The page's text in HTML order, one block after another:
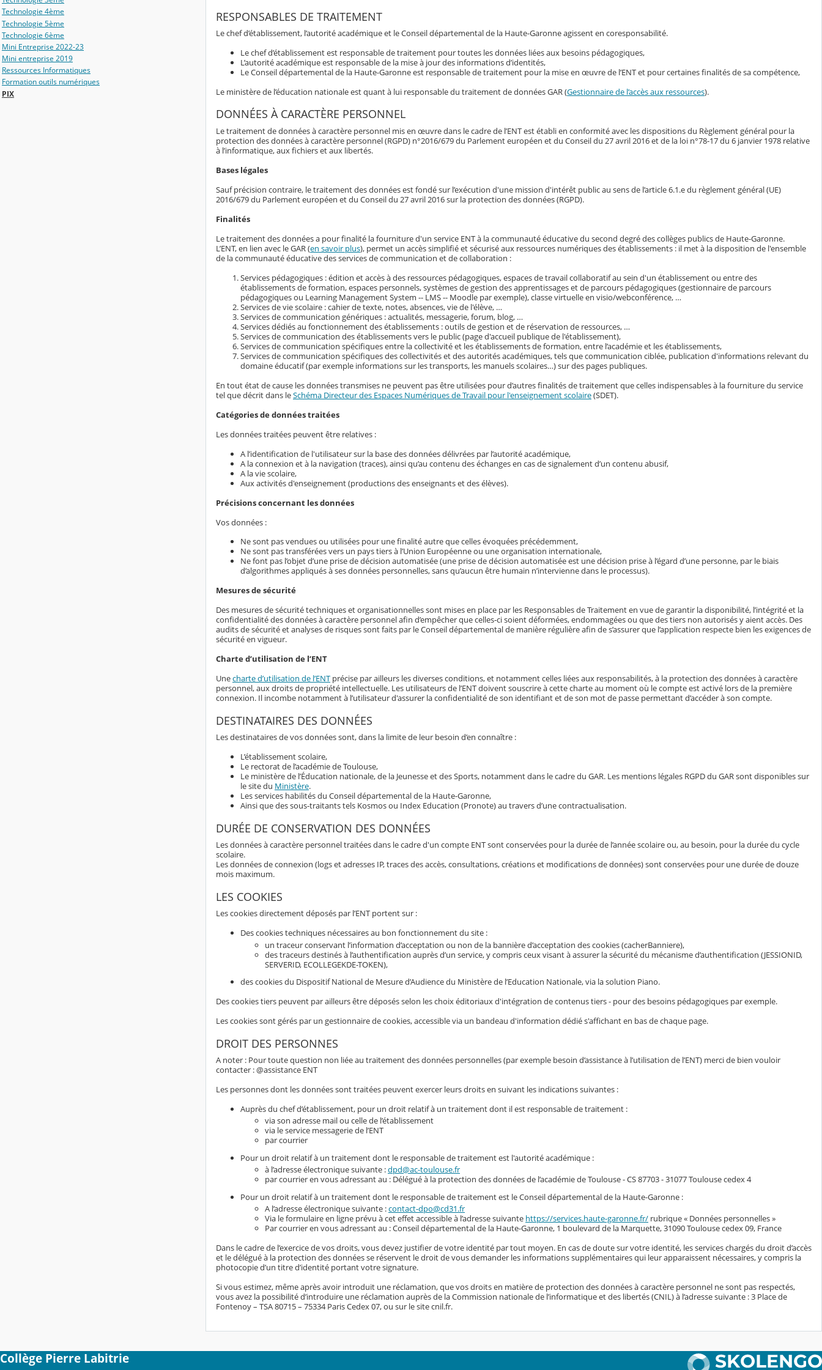
Technologie 4ème
Technologie 5ème
Technologie 6ème
Mini Entreprise 2022-23
Mini entreprise 2019
Ressources Informatiques
Formation outils numériques
PIX
RESPONSABLES DE TRAITEMENT
Le chef d’établissement, l’autorité académique et le Conseil départemental de la Haute-Garonne agissent en coresponsabilité.
Le chef d’établissement est responsable de traitement pour toutes les données liées aux besoins pédagogiques,
L’autorité académique est responsable de la mise à jour des informations d’identités,
Le Conseil départemental de la Haute-Garonne est responsable de traitement pour la mise en œuvre de l’ENT et pour certaines finalités de sa compétence,
Le ministère de l’éducation nationale est quant à lui responsable du traitement de données GAR (Gestionnaire de l’accès aux ressources).
DONNÉES À CARACTÈRE PERSONNEL
Le traitement de données à caractère personnel mis en œuvre dans le cadre de l’ENT est établi en conformité avec les dispositions du Règlement général pour la
protection des données à caractère personnel (RGPD) n°2016/679 du Parlement européen et du Conseil du 27 avril 2016 et de la loi n°78-17 du 6 janvier 1978 relative
à l’informatique, aux fichiers et aux libertés.
Bases légales
Sauf précision contraire, le traitement des données est fondé sur l’exécution d'une mission d'intérêt public au sens de l’article 6.1.e du règlement général (UE)
2016/679 du Parlement européen et du Conseil du 27 avril 2016 sur la protection des données (RGPD).
Finalités
Le traitement des données a pour finalité la fourniture d'un service ENT à la communauté éducative du second degré des collèges publics de Haute-Garonne.
L’ENT, en lien avec le GAR (en savoir plus), permet un accès simplifié et sécurisé aux ressources numériques des établissements : il met à la disposition de l'ensemble
de la communauté éducative des services de communication et de collaboration :
Services pédagogiques : édition et accès à des ressources pédagogiques, espaces de travail collaboratif au sein d'un établissement ou entre des
établissements de formation, espaces personnels, systèmes de gestion des apprentissages et de parcours pédagogiques (gestionnaire de parcours
pédagogiques ou Learning Management System -- LMS -- Moodle par exemple), classe virtuelle en visio/webconférence, …
Services de vie scolaire : cahier de texte, notes, absences, vie de l'élève, …
Services de communication génériques : actualités, messagerie, forum, blog, …
Services dédiés au fonctionnement des établissements : outils de gestion et de réservation de ressources, …
Services de communication des établissements vers le public (page d'accueil publique de l'établissement),
Services de communication spécifiques entre la collectivité et les établissements de formation, entre l’académie et les établissements,
Services de communication spécifiques des collectivités et des autorités académiques, tels que communication ciblée, publication d'informations relevant du
domaine éducatif (par exemple informations sur les transports, les manuels scolaires…) sur des pages publiques.
En tout état de cause les données transmises ne peuvent pas être utilisées pour d’autres finalités de traitement que celles indispensables à la fourniture du service
tel que décrit dans leSchéma Directeur des Espaces Numériques de Travail pour l'enseignement scolaire(SDET).
Catégories de données traitées
Les données traitées peuvent être relatives :
A l’identification de l'utilisateur sur la base des données délivrées par l’autorité académique,
A la connexion et à la navigation (traces), ainsi qu’au contenu des échanges en cas de signalement d’un contenu abusif,
A la vie scolaire,
Aux activités d'enseignement (productions des enseignants et des élèves).
Précisions concernant les données
Vos données :
Ne sont pas vendues ou utilisées pour une finalité autre que celles évoquées précédemment,
Ne sont pas transférées vers un pays tiers à l’Union Européenne ou une organisation internationale,
Ne font pas l’objet d’une prise de décision automatisée (une prise de décision automatisée est une décision prise à l’égard d’une personne, par le biais
d’algorithmes appliqués à ses données personnelles, sans qu’aucun être humain n’intervienne dans le processus).
Mesures de sécurité
Des mesures de sécurité techniques et organisationnelles sont mises en place par les Responsables de Traitement en vue de garantir la disponibilité, l’intégrité et la
confidentialité des données à caractère personnel afin d’empêcher que celles-ci soient déformées, endommagées ou que des tiers non autorisés y aient accès. Des
audits de sécurité et analyses de risques sont faits par le Conseil départemental de manière régulière afin de s’assurer que l’application respecte bien les exigences de
sécurité en vigueur.
Charte d’utilisation de l’ENT
Unecharte d’utilisation de l’ENT précise par ailleurs les diverses conditions, et notamment celles liées aux responsabilités, à la protection des données à caractère
personnel, aux droits de propriété intellectuelle. Les utilisateurs de l’ENT doivent souscrire à cette charte au moment où le compte est activé lors de la première
connexion. Il incombe notamment à l’utilisateur d'assurer la confidentialité de son identifiant et de son mot de passe permettant d’accéder à son compte.
DESTINATAIRES DES DONNÉES
Les destinataires de vos données sont, dans la limite de leur besoin d’en connaître :
L’établissement scolaire,
Le rectorat de l’académie de Toulouse,
Le ministère de l’Éducation nationale, de la Jeunesse et des Sports, notamment dans le cadre du GAR. Les mentions légales RGPD du GAR sont disponibles sur
le site du Ministère.
Les services habilités du Conseil départemental de la Haute-Garonne,
Ainsi que des sous-traitants tels Kosmos ou Index Education (Pronote) au travers d’une contractualisation.
DURÉE DE CONSERVATION DES DONNÉES
Les données à caractère personnel traitées dans le cadre d'un compte ENT sont conservées pour la durée de l’année scolaire ou, au besoin, pour la durée du cycle
scolaire.
Les données de connexion (logs et adresses IP, traces des accès, consultations, créations et modifications de données) sont conservées pour une durée de douze
mois maximum.
LES COOKIES
Les cookies directement déposés par l’ENT portent sur :
Des cookies techniques nécessaires au bon fonctionnement du site :
un traceur conservant l’information d’acceptation ou non de la bannière d’acceptation des cookies (cacherBanniere),
des traceurs destinés à l’authentification auprès d’un service, y compris ceux visant à assurer la sécurité du mécanisme d’authentification (JESSIONID,
SERVERID, ECOLLEGEKDE-TOKEN),
des cookies du Dispositif National de Mesure d’Audience du Ministère de l’Education Nationale, via la solution Piano.
Des cookies tiers peuvent par ailleurs être déposés selon les choix éditoriaux d'intégration de contenus tiers - pour des besoins pédagogiques par exemple.
Les cookies sont gérés par un gestionnaire de cookies, accessible via un bandeau d'information dédié s'affichant en bas de chaque page.
DROIT DES PERSONNES
A noter : Pour toute question non liée au traitement des données personnelles (par exemple besoin d’assistance à l’utilisation de l’ENT) merci de bien vouloir
contacter : @assistance ENT
Les personnes dont les données sont traitées peuvent exercer leurs droits en suivant les indications suivantes :
Auprès du chef d’établissement, pour un droit relatif à un traitement dont il est responsable de traitement :
via son adresse mail ou celle de l’établissement
via le service messagerie de l’ENT
par courrier
Pour un droit relatif à un traitement dont le responsable de traitement est l'autorité académique :
à l’adresse électronique suivante :dpd@ac-toulouse.fr
par courrier en vous adressant au : Délégué à la protection des données de l’académie de Toulouse - CS 87703 - 31077 Toulouse cedex 4
Pour un droit relatif à un traitement dont le responsable de traitement est le Conseil départemental de la Haute-Garonne :
A l’adresse électronique suivante :contact-dpo@cd31.fr
Via le formulaire en ligne prévu à cet effet accessible à l’adresse suivante https://services.haute-garonne.fr/ rubrique « Données personnelles »
Par courrier en vous adressant au : Conseil départemental de la Haute-Garonne, 1 boulevard de la Marquette, 31090 Toulouse cedex 09, France
Dans le cadre de l’exercice de vos droits, vous devez justifier de votre identité par tout moyen. En cas de doute sur votre identité, les services chargés du droit d’accès
et le délégué à la protection des données se réservent le droit de vous demander les informations supplémentaires qui leur apparaissent nécessaires, y compris la
photocopie d’un titre d’identité portant votre signature.
Si vous estimez, même après avoir introduit une réclamation, que vos droits en matière de protection des données à caractère personnel ne sont pas respectés,
vous avez la possibilité d’introduire une réclamation auprès de la Commission nationale de l’informatique et des libertés (CNIL) à l’adresse suivante : 3 Place de
Fontenoy – TSA 80715 – 75334 Paris Cedex 07, ou sur le site cnil.fr.
Collège Pierre Labitrie